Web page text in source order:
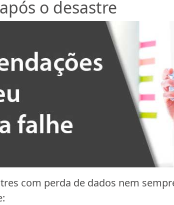
o desastre
com perda de dados nem